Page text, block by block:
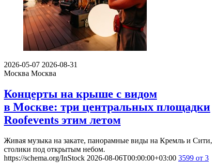
2026-05-07 2026-08-31
Москва Москва
Концерты на крыше с видом
в Москве: три центральных площадки
Roofevents этим летом
Живая музыка на закате, панорамные виды на Кремль и Сити,
столики под открытым небом.
https://schema.org/InStock 2026-08-06T00:00:00+03:00 3599 от 3